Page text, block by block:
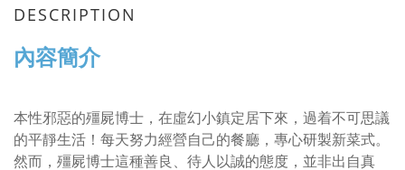
DESCRIPTION
內容簡介
本性邪惡的殭屍博士，在虛幻小鎮定居下來，過着不可思議
的平靜生活！每天努力經營自己的餐廳，專心研製新菜式。
然而，殭屍博士這種善良、待人以誠的態度，並非出自真